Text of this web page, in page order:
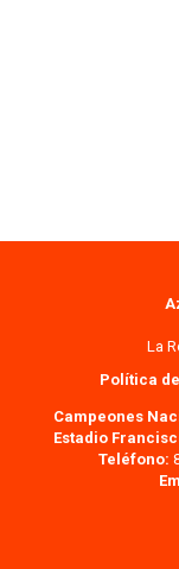
La
Política
Campeones
Estadio
Teléfono: